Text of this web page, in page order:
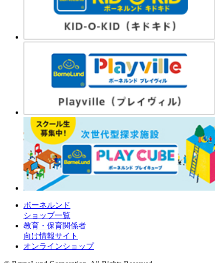
ボーネルンド
ショップ一覧
教育・保育関係者
向け情報サイト
オンラインショップ